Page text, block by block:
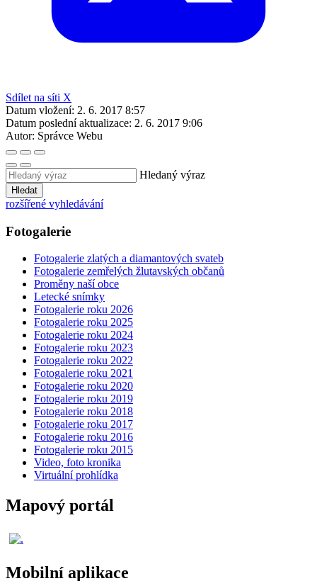
Sdílet na síti X
Datum vložení: 2. 6. 2017 8:57
Datum poslední aktualizace: 2. 6. 2017 9:06
Autor: Správce Webu
Hledaný výraz
Hledat
rozšířené vyhledávání
Fotogalerie
Fotogalerie zlatých a diamantových svateb
Fotogalerie zemřelých žlutavských občanů
Proměny naší obce
Letecké snímky
Fotogalerie roku 2026
Fotogalerie roku 2025
Fotogalerie roku 2024
Fotogalerie roku 2023
Fotogalerie roku 2022
Fotogalerie roku 2021
Fotogalerie roku 2020
Fotogalerie roku 2019
Fotogalerie roku 2018
Fotogalerie roku 2017
Fotogalerie roku 2016
Fotogalerie roku 2015
Video, foto kronika
Virtuální prohlídka
Mapový portál
Mobilní aplikace